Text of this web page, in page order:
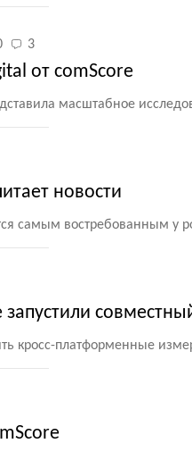
3
от comScore
масштабное
новости
самым востребованным у
кросс-платформенные